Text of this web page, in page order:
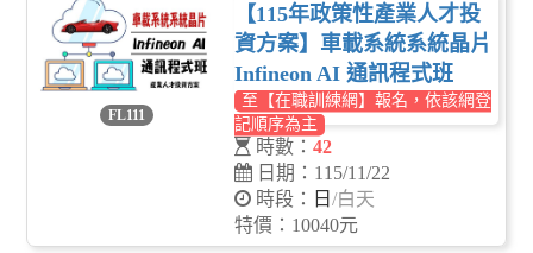
FL111
【115年政策性產業人才投
資方案】車載系統系統晶片
Infineon AI 通訊程式班
至【在職訓練網】報名，依該網登
記順序為主
時數： 42
日期：115/11/22
時段：
日 /白天
特價：10040元